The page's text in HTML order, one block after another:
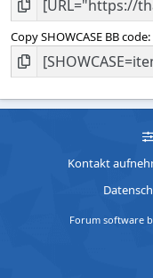
Copy SHOWCASE BB code
Kontakt
Forum software